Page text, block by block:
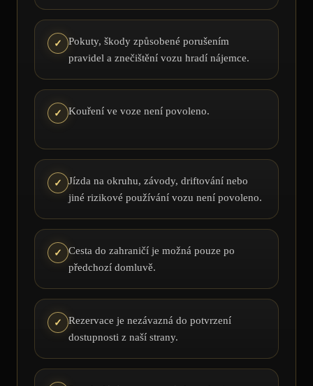
✓
Pokuty, škody způsobené porušením
pravidel a znečištění vozu hradí nájemce.
✓ Kouření ve voze není povoleno.
✓
Jízda na okruhu, závody, driftování nebo
jiné rizikové používání vozu není povoleno.
✓
Cesta do zahraničí je možná pouze po
předchozí domluvě.
✓
Rezervace je nezávazná do potvrzení
dostupnosti z naší strany.